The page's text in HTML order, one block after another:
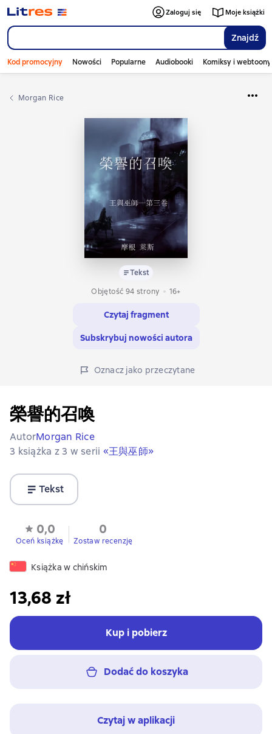
Znajdź
Zaloguj się Moje książki
Kod promocyjny Nowości Popularne Audiobooki Komiksy i webtoony
Morgan Rice
Tekst
Objętość 94 strony
16+
Czytaj fragment
Subskrybuj nowości autora
Oznacz jako przeczytane
榮譽的召喚
AutorMorgan Rice
3 książka z 3 w serii «王與巫師»
Tekst
0,0
Oceń książkę
0
Zostaw recenzję
Książka w chińskim
13,68 zł
Kup i pobierz
Dodać do koszyka
Czytaj w aplikacji